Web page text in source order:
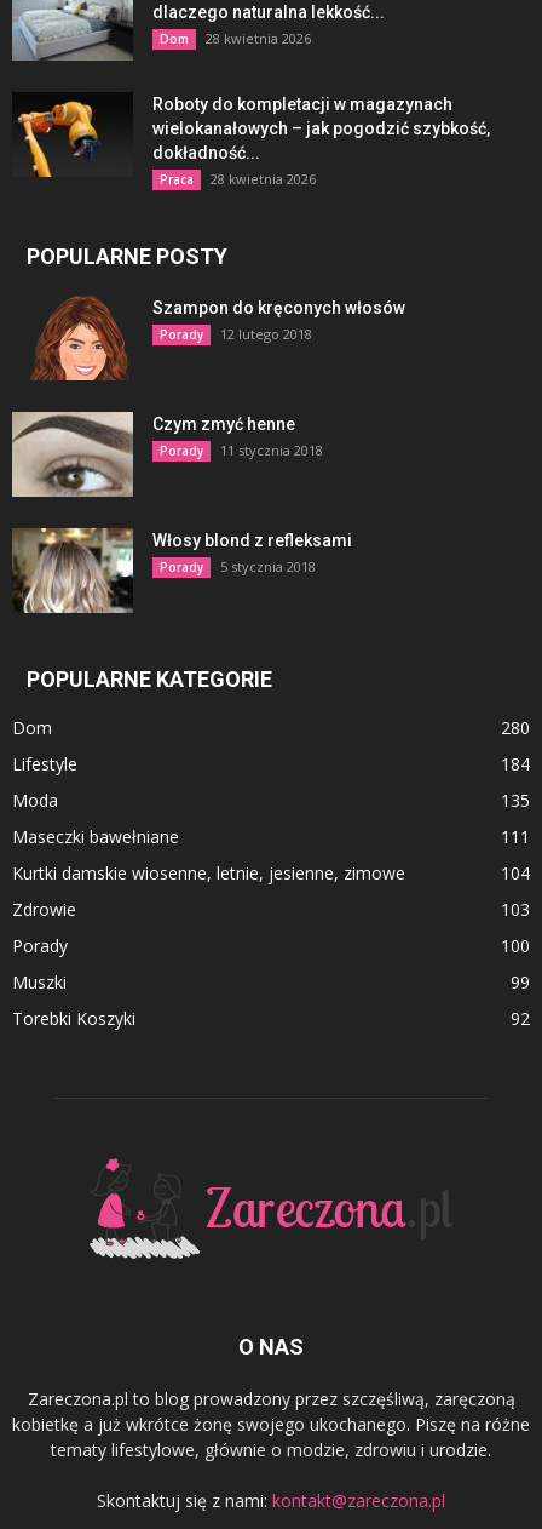
dlaczego naturalna lekkość...
Dom 28 kwietnia 2026
Roboty do kompletacji w magazynach
wielokanałowych – jak pogodzić szybkość,
dokładność...
Praca 28 kwietnia 2026
POPULARNE POSTY
Szampon do kręconych włosów
Porady 12 lutego 2018
Czym zmyć henne
Porady 11 stycznia 2018
Włosy blond z refleksami
Porady 5 stycznia 2018
POPULARNE KATEGORIE
Dom
280
Lifestyle
184
Moda
135
Maseczki bawełniane
111
Kurtki damskie wiosenne, letnie, jesienne, zimowe
104
Zdrowie
103
Porady
100
Muszki
99
Torebki Koszyki
92
O NAS
Zareczona.pl to blog prowadzony przez szczęśliwą, zaręczoną
kobietkę a już wkrótce żonę swojego ukochanego. Piszę na różne
tematy lifestylowe, głównie o modzie, zdrowiu i urodzie.
Skontaktuj się z nami: kontakt@zareczona.pl